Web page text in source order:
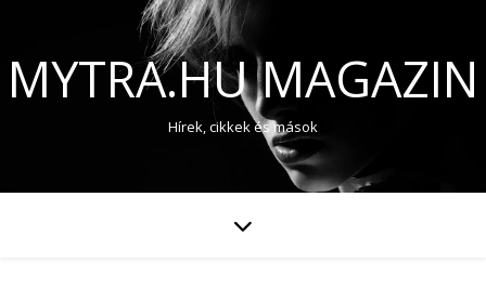
MYTRA.HU MAGAZIN
Hírek, cikkek és mások